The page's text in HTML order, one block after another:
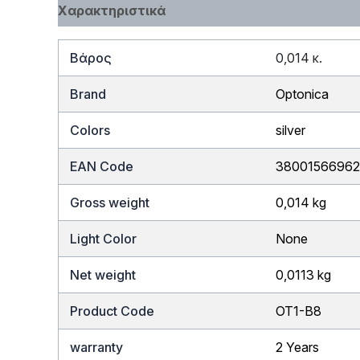
Χαρακτηριστικά
Βάρος 0,014 κ.
Brand Optonica
Colors silver
EAN Code
Gross weight 0,014 kg
Light Color None
Net weight 0,0113 kg
Product Code OT1-B8
warranty 2 Years